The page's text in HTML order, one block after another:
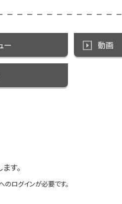
ー 動画
す。
ログインが必要です。